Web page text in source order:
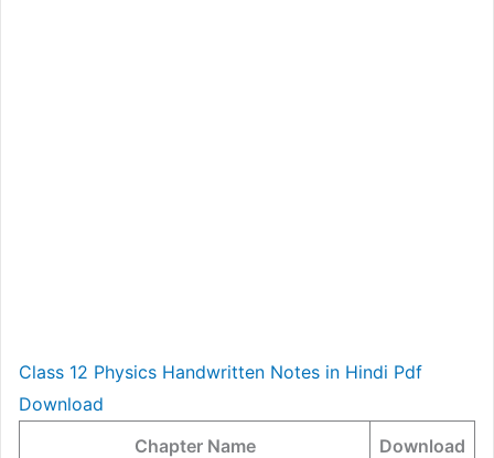
Class 12 Physics Handwritten Notes in Hindi Pdf
Download
Chapter Name
Download